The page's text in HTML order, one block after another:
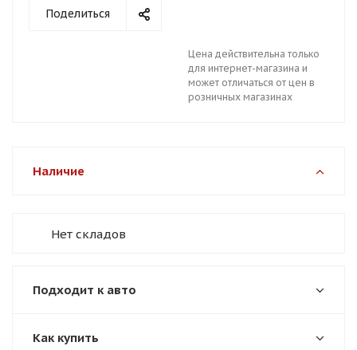
Поделиться
Цена действительна только
для интернет-магазина и
может отличаться от цен в
розничных магазинах
Наличие
Нет складов
Подходит к авто
Как купить